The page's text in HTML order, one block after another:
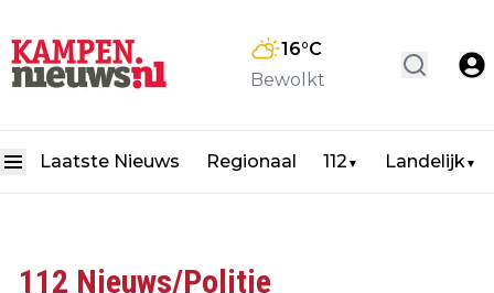
16°C
Bewolkt
Laatste Nieuws Regionaal 112 ▼ Landelijk▼
112 Nieuws/Politie